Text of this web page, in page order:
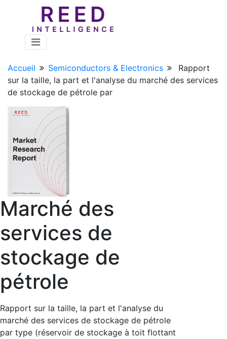
Accueil Semiconductors & Electronics
Rapport
sur la taille, la part et l'analyse du marché des services
de stockage de pétrole par
Marché des
services de
stockage de
pétrole
Rapport sur la taille, la part et l'analyse du
marché des services de stockage de pétrole
par type (réservoir de stockage à toit flottant